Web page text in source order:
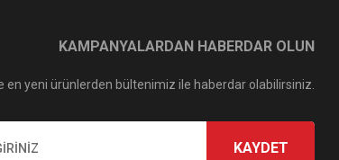
KAMPANYALARDAN HABERDAR OLUN
en yeni ürünlerden bültenimiz ile haberdar olabilirsiniz.
KAYDET